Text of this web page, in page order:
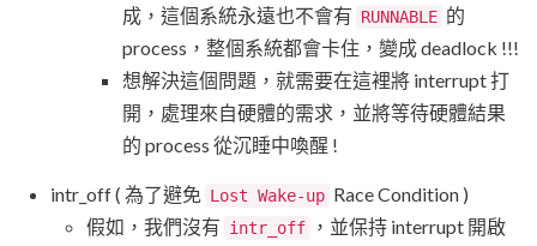
成，這個系統永遠也不會有 RUNNABLE 的
process，整個系統都會卡住，變成 deadlock !!!
想解決這個問題，就需要在這裡將 interrupt 打
開，處理來自硬體的需求，並將等待硬體結果
的 process 從沉睡中喚醒 !
intr_off ( 為了避免 Lost Wake-up Race Condition )
假如，我們沒有 intr_off
，並保持 interrupt 開啟